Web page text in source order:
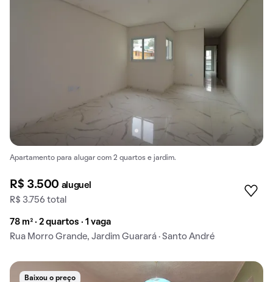
Apartamento para alugar com 2 quartos e jardim.
R$ 3.500 aluguel
R$ 3.756 total
78 m² · 2 quartos · 1 vaga
Rua Morro Grande, Jardim Guarará · Santo André
Baixou o preço